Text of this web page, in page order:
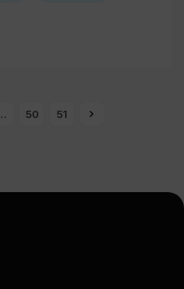
50 51